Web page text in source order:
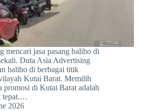
mencari jasa pasang baliho di
Duta Asia Advertising
baliho di berbagai titik
Kutai Barat. Memilih
promosi di Kutai Barat adalah
tepat.…
2026